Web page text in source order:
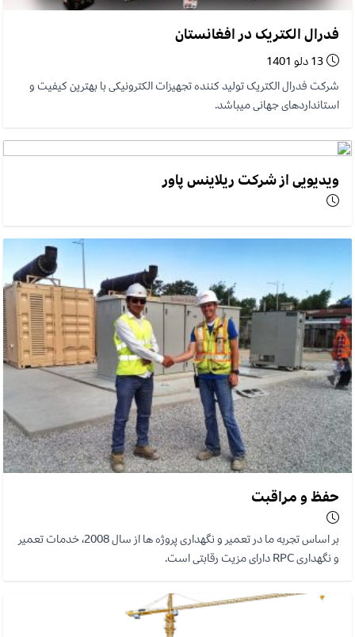
فدرال الکتریک در افغانستان
13 دلو 1401
شرکت فدرال الکتریک تولید کننده تجهیزات الکترونیکی با بهترین کیفیت و
استانداردهای جهانی میباشد.
ویدیویی از شرکت ریلاینس پاور
حفظ و مراقبت
بر اساس تجربه ما در تعمیر و نگهداری پروژه ها از سال 2008، خدمات تعمیر
و نگهداری RPC دارای مزیت رقابتی است.